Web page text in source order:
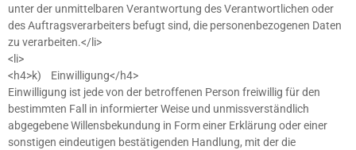
unter der unmittelbaren Verantwortung des Verantwortlichen oder
des Auftragsverarbeiters befugt sind, die personenbezogenen Daten
zu verarbeiten.</li>
<li>
<h4>k) Einwilligung</h4>
Einwilligung ist jede von der betroffenen Person freiwillig für den
bestimmten Fall in informierter Weise und unmissverständlich
abgegebene Willensbekundung in Form einer Erklärung oder einer
sonstigen eindeutigen bestätigenden Handlung, mit der die